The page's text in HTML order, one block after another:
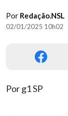
Por Redação.NSL
02/01/2025 10h02
Por g1 SP